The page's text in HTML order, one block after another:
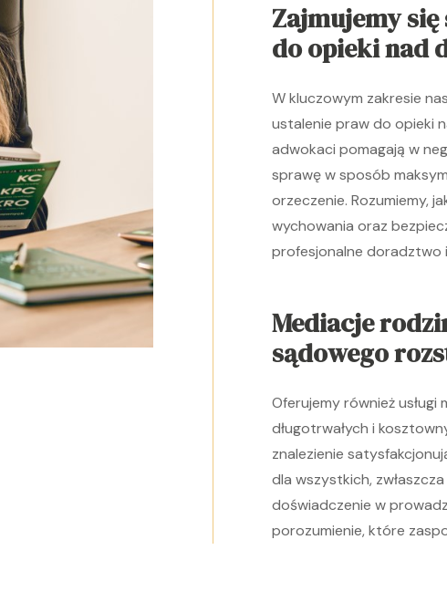
Zajmujemy
do opieki nad
W kluczowym zakresie
ustalenie praw do opieki
adwokaci pomagają w
sprawę w sposób
orzeczenie. Rozumiemy,
wychowania oraz
profesjonalne doradztwo
Mediacje
sądowego
Oferujemy również
długotrwałych i
znalezienie
dla wszystkich,
doświadczenie w
porozumienie, które